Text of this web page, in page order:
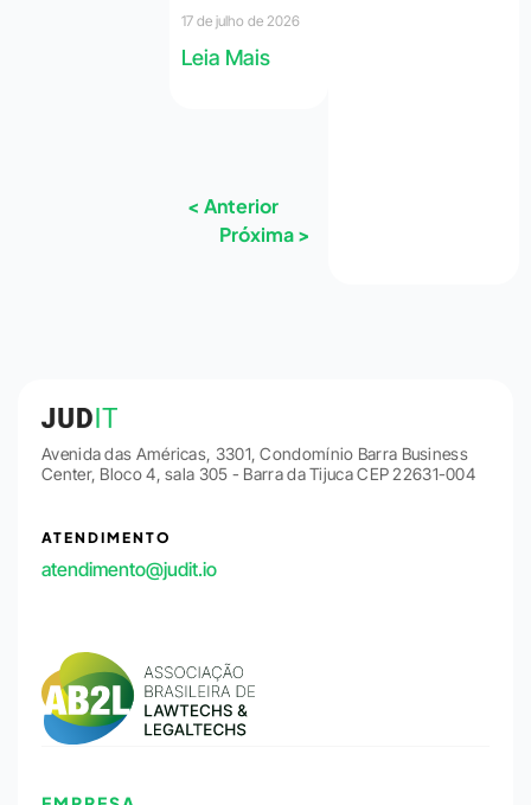
17 de julho de 2026
Leia Mais
< Anterior
Próxima >
Avenida das Américas, 3301, Condomínio Barra Business
Center, Bloco 4, sala 305 - Barra da Tijuca CEP 22631-004
ATENDIMENTO
atendimento@judit.io